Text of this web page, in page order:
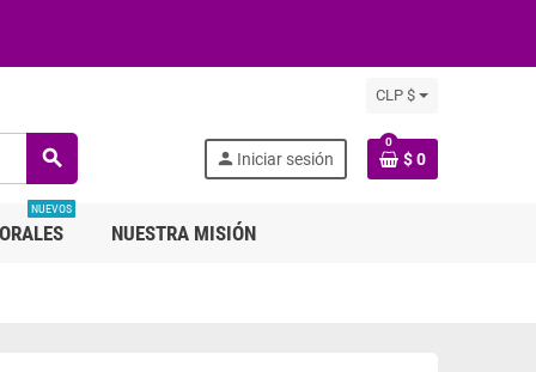
CLP $
search person Iniciar sesión
0
$ 0
NUEVOS
NUESTRA MISIÓN